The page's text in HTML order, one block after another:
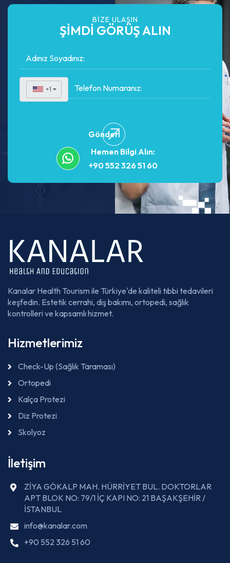
BIZE ULAŞIN
ŞİMDİ GÖRÜŞ ALIN
+1 ▼
Gönder
Hemen Bilgi Alın:
+90 552 326 51 60
Kanalar Health Tourism ile Türkiye'de kaliteli tıbbi tedavileri
keşfedin. Estetik cerrahi, diş bakımı, ortopedi, sağlık
kontrolleri ve kapsamlı hizmet.
Hizmetlerimiz
Check-Up (Sağlık Taraması)
Ortopedi
Kalça Protezi
Diz Protezi
Skolyoz
İletişim
ZİYA GÖKALP MAH. HÜRRİYET BUL. DOKTORLAR
APT BLOK NO: 79/1 İÇ KAPI NO: 21 BAŞAKŞEHİR /
İSTANBUL
info@kanalar.com
+90 552 326 51 60